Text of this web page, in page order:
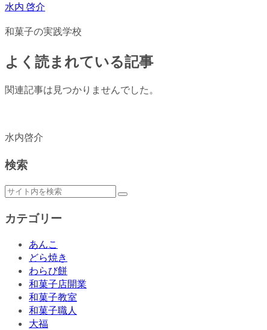
水内 啓介
和菓子の実践学校
よく読まれている記事
関連記事は見つかりませんでした。
水内啓介
検索
カテゴリー
あんこ
どら焼き
わらび餅
和菓子店開業
和菓子教室
和菓子職人
大福